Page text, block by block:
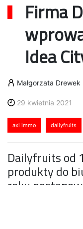
Firma
Idea
Małgorzata Drewek
29 kwietnia 2021
axi immo dailyfruits
Dailyfruits od
produkty do
roku